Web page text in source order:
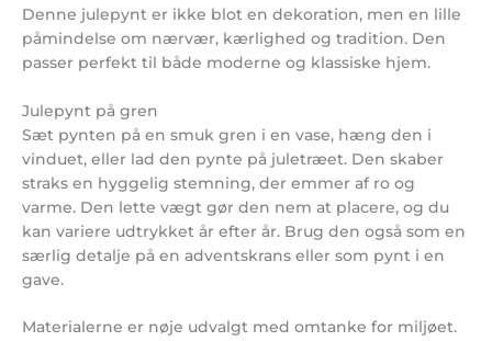
Denne julepynt er ikke blot en dekoration, men en lille
påmindelse om nærvær, kærlighed og tradition. Den
passer perfekt til både moderne og klassiske hjem.
Julepynt på gren
Sæt pynten på en smuk gren i en vase, hæng den i
vinduet, eller lad den pynte på juletræet. Den skaber
straks en hyggelig stemning, der emmer af ro og
varme. Den lette vægt gør den nem at placere, og du
kan variere udtrykket år efter år. Brug den også som en
særlig detalje på en adventskrans eller som pynt i en
gave.
Materialerne er nøje udvalgt med omtanke for miljøet.